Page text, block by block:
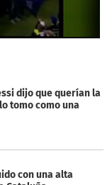
dijo que querían la
tomo como una
con una alta